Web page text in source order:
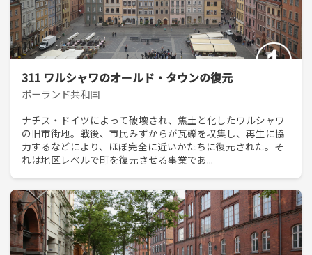
311 ワルシャワのオールド・タウンの復元
ポーランド共和国
ナチス・ドイツによって破壊され、焦土と化したワルシャワ
の旧市街地。戦後、市民みずからが瓦礫を収集し、再生に協
力するなどにより、ほぼ完全に近いかたちに復元された。そ
れは地区レベルで町を復元させる事業であ...